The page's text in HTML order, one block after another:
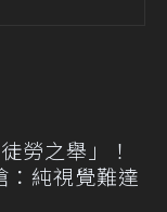
勞之舉」！
：純視覺難達